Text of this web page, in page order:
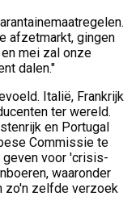
afzetmarkt, gingen
mei zal onze
dalen."
Italië, Frankrijk
ter wereld.
en Portugal
Commissie te
voor 'crisis-
waaronder
zo'n zelfde verzoek